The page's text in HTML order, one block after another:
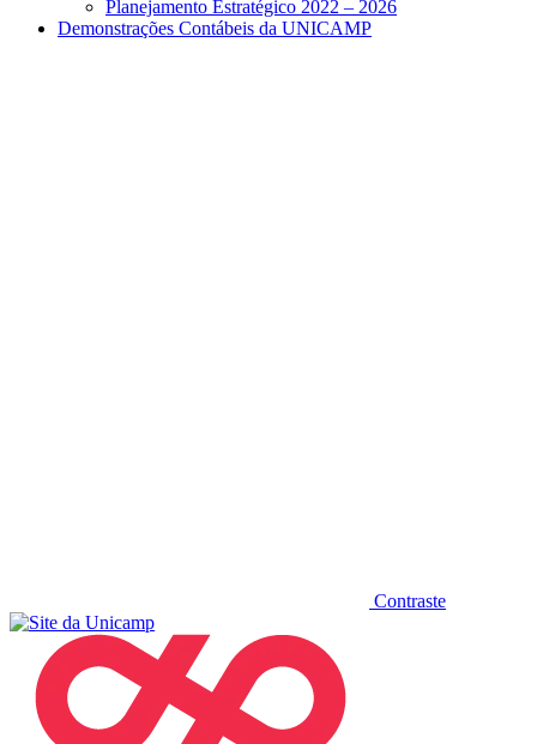
Planejamento Estratégico 2022 – 2026
Demonstrações Contábeis da UNICAMP
Contraste